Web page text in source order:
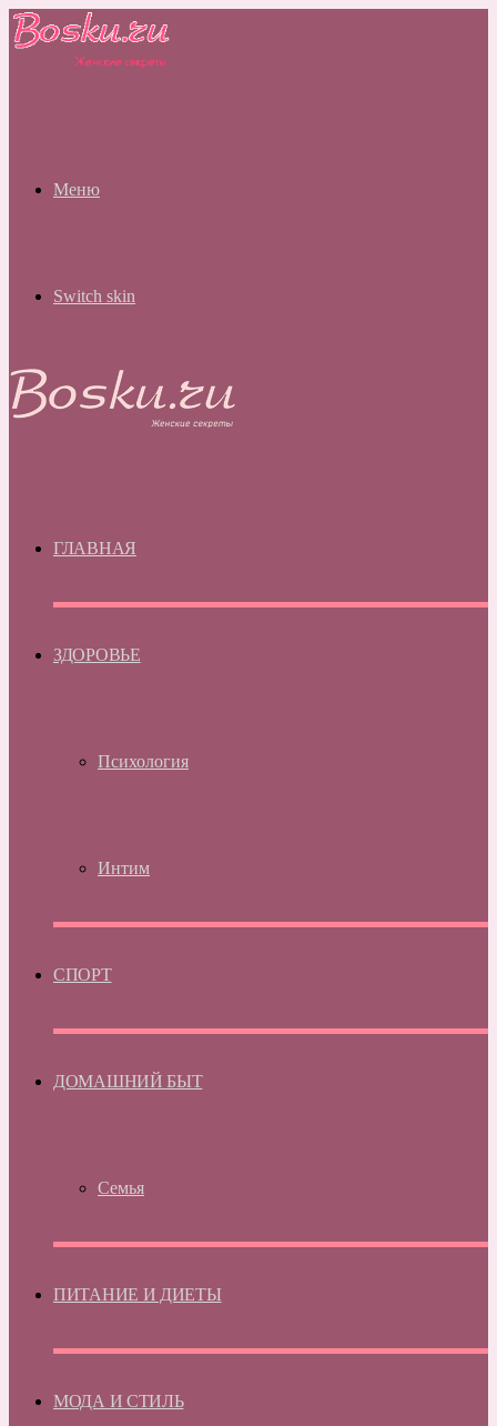
Меню
Switch skin
ГЛАВНАЯ
ЗДОРОВЬЕ
Психология
Интим
СПОРТ
ДОМАШНИЙ БЫТ
Семья
ПИТАНИЕ И ДИЕТЫ
МОДА И СТИЛЬ